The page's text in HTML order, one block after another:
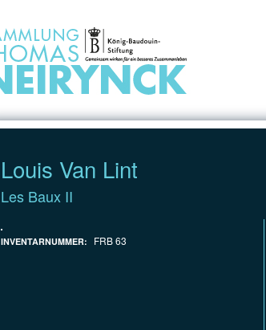
Louis Van Lint
Les Baux II
INVENTARNUMMER: FRB 63